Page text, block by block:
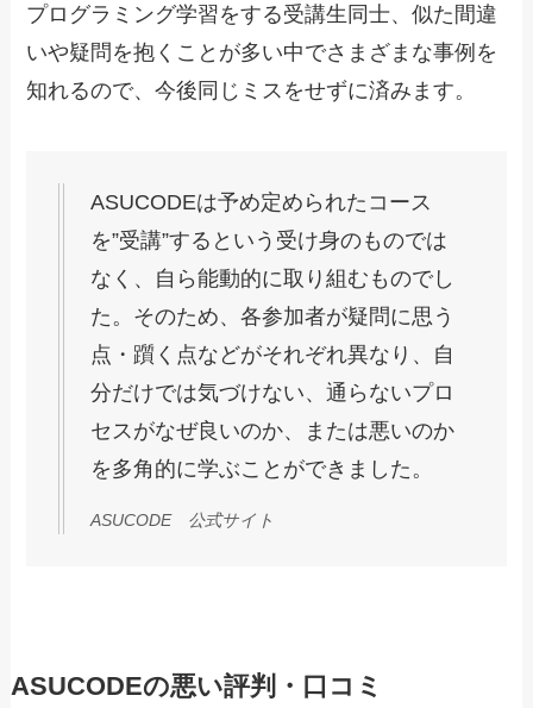
プログラミング学習をする受講生同士、似た間違
いや疑問を抱くことが多い中でさまざまな事例を
知れるので、今後同じミスをせずに済みます。
ASUCODEは予め定められたコース
を”受講”するという受け身のものでは
なく、自ら能動的に取り組むものでし
た。そのため、各参加者が疑問に思う
点・躓く点などがそれぞれ異なり、自
分だけでは気づけない、通らないプロ
セスがなぜ良いのか、または悪いのか
を多角的に学ぶことができました。
ASUCODE 公式サイト
ASUCODEの悪い評判・口コミ